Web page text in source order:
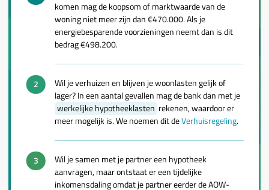
komen mag de koopsom of marktwaarde van de
woning niet meer zijn dan €470.000. Als je
energiebesparende voorzieningen neemt dan is dit
bedrag €498.200.
Wil je verhuizen en blijven je woonlasten gelijk of
lager? In een aantal gevallen mag de bank dan met je
werkelijke hypotheeklasten rekenen, waardoor er
meer mogelijk is. We noemen dit deVerhuisregeling.
Wil je samen met je partner een hypotheek
aanvragen, maar ontstaat er een tijdelijke
inkomensdaling omdat je partner eerder de AOW-